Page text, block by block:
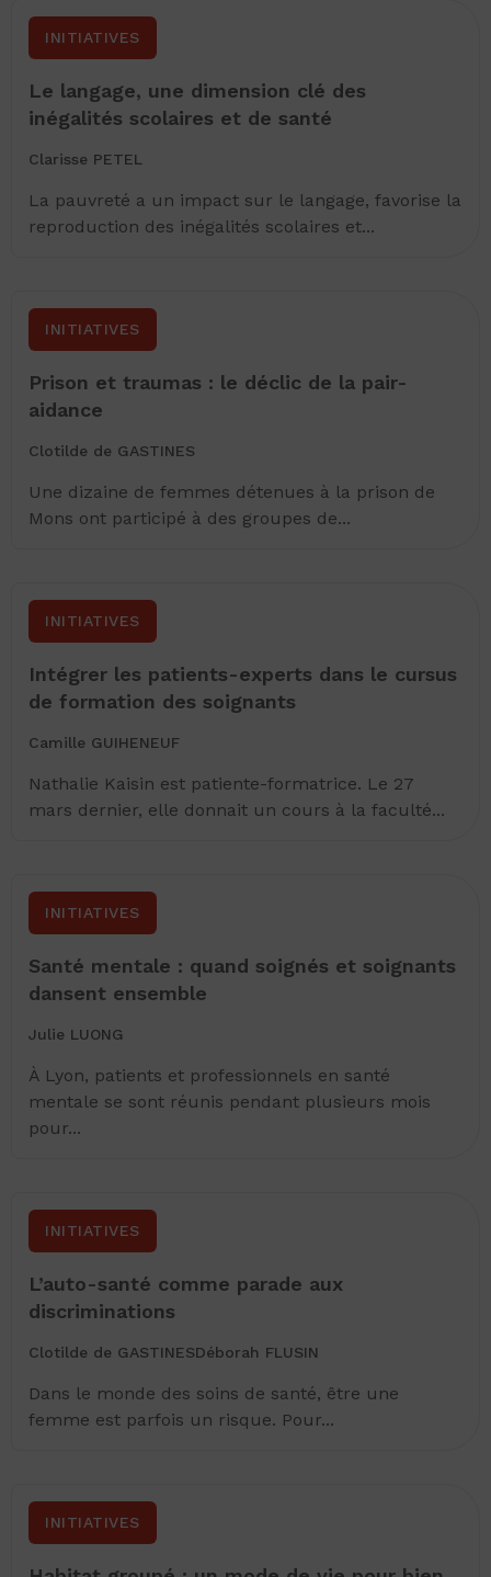
INITIATIVES
Le langage, une dimension clé des
inégalités scolaires et de santé
Clarisse PETEL
La pauvreté a un impact sur le langage, favorise la
reproduction des inégalités scolaires et...
INITIATIVES
Prison et traumas : le déclic de la pair-
aidance
Clotilde de GASTINES
Une dizaine de femmes détenues à la prison de
Mons ont participé à des groupes de...
INITIATIVES
Intégrer les patients-experts dans le cursus
de formation des soignants
Camille GUIHENEUF
Nathalie Kaisin est patiente-formatrice. Le 27
mars dernier, elle donnait un cours à la faculté...
INITIATIVES
Santé mentale : quand soignés et soignants
dansent ensemble
Julie LUONG
À Lyon, patients et professionnels en santé
mentale se sont réunis pendant plusieurs mois
pour...
INITIATIVES
L’auto-santé comme parade aux
discriminations
Clotilde de GASTINESDéborah FLUSIN
Dans le monde des soins de santé, être une
femme est parfois un risque. Pour...
INITIATIVES